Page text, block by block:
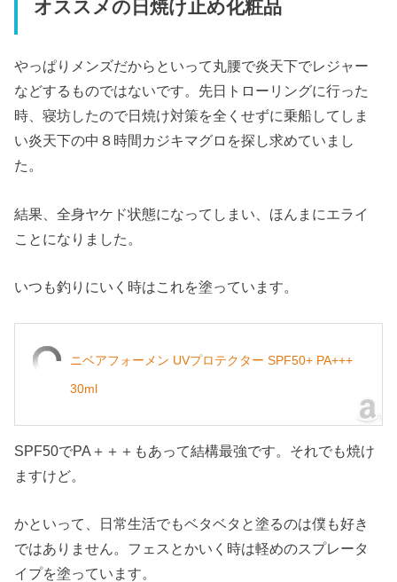
オススメの日焼け止め化粧品
やっぱりメンズだからといって丸腰で炎天下でレジャー
などするものではないです。先日トローリングに行った
時、寝坊したので日焼け対策を全くせずに乗船してしま
い炎天下の中８時間カジキマグロを探し求めていまし
た。
結果、全身ヤケド状態になってしまい、ほんまにエライ
ことになりました。
いつも釣りにいく時はこれを塗っています。
ニベアフォーメン UVプロテクター SPF50+ PA+++
30ml
SPF50でPA＋＋＋もあって結構最強です。それでも焼け
ますけど。
かといって、日常生活でもベタベタと塗るのは僕も好き
ではありません。フェスとかいく時は軽めのスプレータ
イプを塗っています。